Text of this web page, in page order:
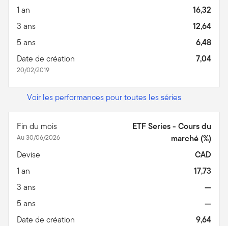
1 an
16,32
3 ans
12,64
5 ans
6,48
Date de création
20/02/2019
7,04
Voir les performances pour toutes les séries
Fin du mois
Au 30/06/2026
ETF Series - Cours du
marché (%)
Devise
CAD
1 an
17,73
3 ans
—
5 ans
—
Date de création
9,64